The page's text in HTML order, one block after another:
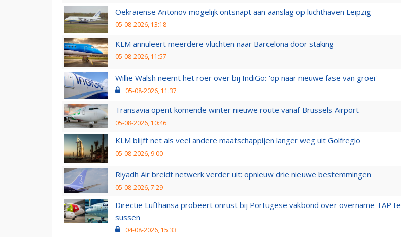
Oekraïense Antonov mogelijk ontsnapt aan aanslag op luchthaven Leipzig
05-08-2026, 13:18
KLM annuleert meerdere vluchten naar Barcelona door staking
05-08-2026, 11:57
Willie Walsh neemt het roer over bij IndiGo: 'op naar nieuwe fase van groei'
05-08-2026, 11:37
Transavia opent komende winter nieuwe route vanaf Brussels Airport
05-08-2026, 10:46
KLM blijft net als veel andere maatschappijen langer weg uit Golfregio
05-08-2026, 9:00
Riyadh Air breidt netwerk verder uit: opnieuw drie nieuwe bestemmingen
05-08-2026, 7:29
Directie Lufthansa probeert onrust bij Portugese vakbond over overname TAP te
sussen
04-08-2026, 15:33